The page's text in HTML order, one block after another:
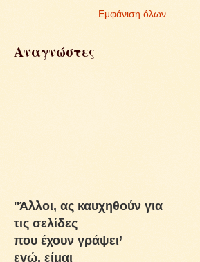
Εμφάνιση όλων
Αναγνώστες
''Άλλοι, ας καυχηθούν για
τις σελίδες
που έχουν γράψει’
εγώ, είμαι